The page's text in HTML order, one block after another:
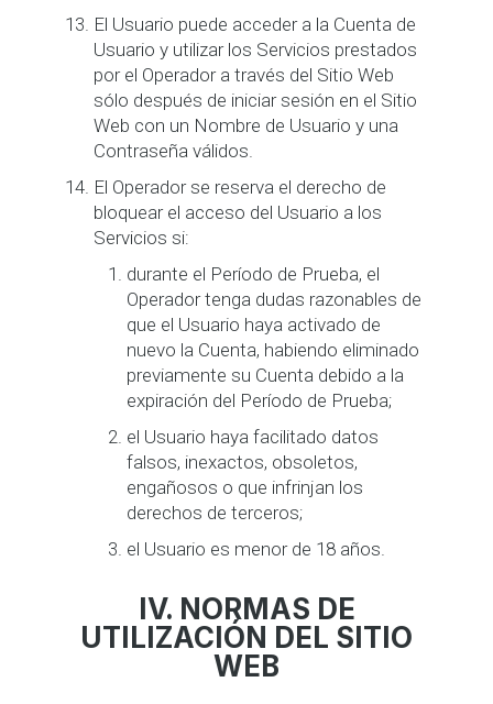
El Usuario puede acceder a la Cuenta de
Usuario y utilizar los Servicios prestados
por el Operador a través del Sitio Web
sólo después de iniciar sesión en el Sitio
Web con un Nombre de Usuario y una
Contraseña válidos.
El Operador se reserva el derecho de
bloquear el acceso del Usuario a los
Servicios si:
durante el Período de Prueba, el
Operador tenga dudas razonables de
que el Usuario haya activado de
nuevo la Cuenta, habiendo eliminado
previamente su Cuenta debido a la
expiración del Período de Prueba;
el Usuario haya facilitado datos
falsos, inexactos, obsoletos,
engañosos o que infrinjan los
derechos de terceros;
el Usuario es menor de 18 años.
IV. NORMAS DE
UTILIZACIÓN DEL SITIO
WEB